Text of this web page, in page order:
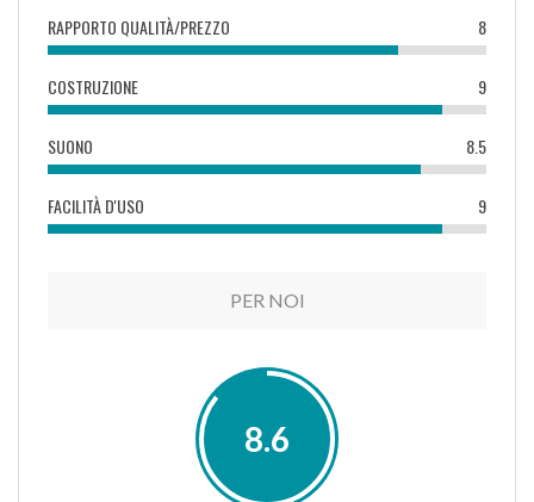
RAPPORTO QUALITÀ/PREZZO 8
COSTRUZIONE 9
SUONO 8.5
FACILITÀ D'USO 9
PER NOI
8.6